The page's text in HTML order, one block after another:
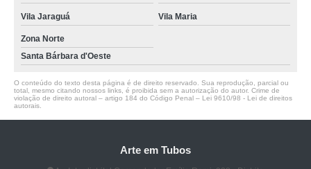
Vila Jaraguá Vila Maria
Zona Norte
Santa Bárbara d'Oeste
O conteúdo do texto desta página é de direito reservado. Sua reprodução, parcial ou
total, mesmo citando nossos links, é proibida sem a autorização do autor. Crime de
violação de direito autoral – artigo 184 do Código Penal – Lei 9610/98 - Lei de direitos
autorais
Arte em Tubos